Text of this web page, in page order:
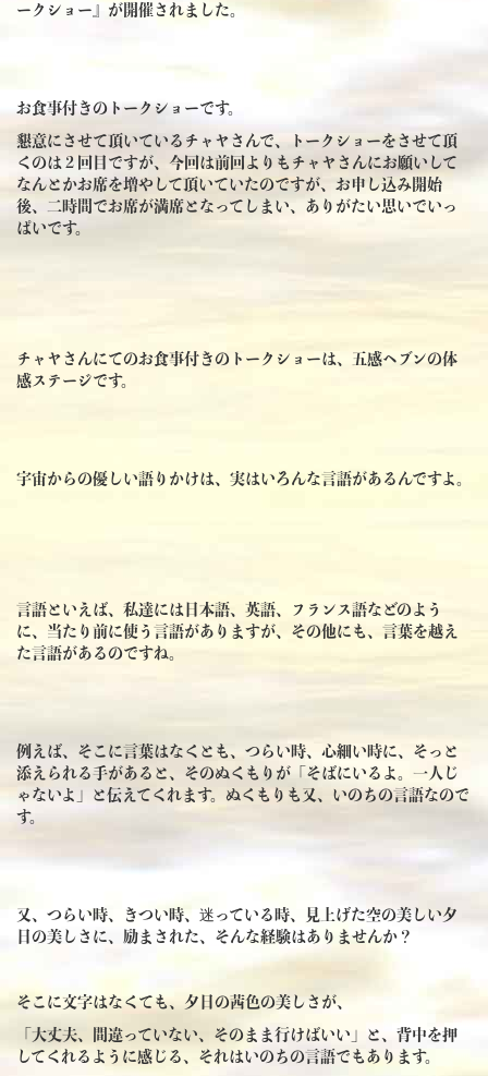
ークショー』が開催されました。
お食事付きのトークショーです。
懇意にさせて頂いているチャヤさんで、トークショーをさせて頂
くのは２回目ですが、今回は前回よりもチャヤさんにお願いして
なんとかお席を増やして頂いていたのですが、お申し込み開始
後、二時間でお席が満席となってしまい、ありがたい思いでいっ
ぱいです。
チャヤさんにてのお食事付きのトークショーは、五感ヘブンの体
感ステージです。
宇宙からの優しい語りかけは、実はいろんな言語があるんですよ。
言語といえば、私達には日本語、英語、フランス語などのよう
に、当たり前に使う言語がありますが、その他にも、言葉を越え
た言語があるのですね。
例えば、そこに言葉はなくとも、つらい時、心細い時に、そっと
添えられる手があると、そのぬくもりが「そばにいるよ。一人じ
ゃないよ」と伝えてくれます。ぬくもりも又、いのちの言語なので
す。
又、つらい時、きつい時、迷っている時、見上げた空の美しい夕
日の美しさに、励まされた、そんな経験はありませんか？
そこに文字はなくても、夕日の茜色の美しさが、
「大丈夫、間違っていない、そのまま行けばいい」と、背中を押
してくれるように感じる、それはいのちの言語でもあります。